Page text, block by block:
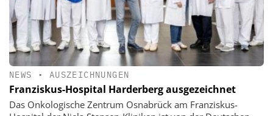
NEWS • AUSZEICHNUNGEN
Franziskus-Hospital Harderberg ausgezeichnet
Das Onkologische Zentrum Osnabrück am Franziskus-